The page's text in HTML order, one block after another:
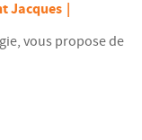
Jacques
vous propose de